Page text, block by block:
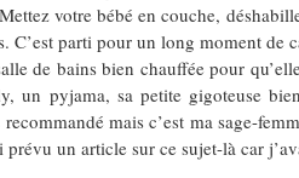
votre bébé en couche,
C’est parti pour un long moment
de bains bien chauffée pour
un pyjama, sa petite gigoteuse
mais c’est ma sage-
prévu un article sur ce sujet-là car